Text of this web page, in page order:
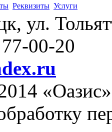
Реквизиты Услуги
ул.
00-20
«Оазис»